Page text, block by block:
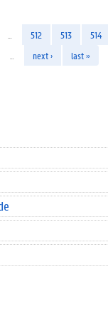
512 513 514
next › last »